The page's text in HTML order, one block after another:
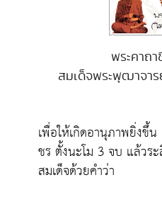
พระคาถ
สมเด็จพระพุฒาจา
เพื่อให้เกิดอานุภาพยิ่งขึ้
ชร ตั้งนะโม 3 จบ แล้วร
สมเด็จด้วยคำว่า